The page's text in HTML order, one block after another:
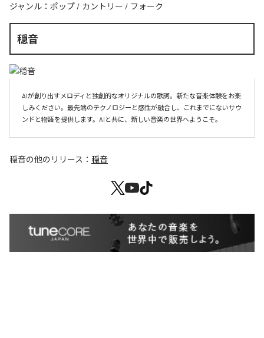
ジャンル： ポップ / カントリー / フォーク
穏音
AIが創り出すメロディと独創的なオリジナルの歌詞。新たな音楽体験をお楽
しみください。最先端のテクノロジーと感性が融合し、これまでにないサウ
ンドと物語を提供します。AIと共に、新しい音楽の世界へようこそ。
穏音の他のリリース： 穏音